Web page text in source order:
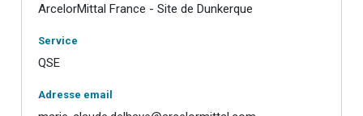
ArcelorMittal France - Site de Dunkerque
Service
QSE
Adresse email